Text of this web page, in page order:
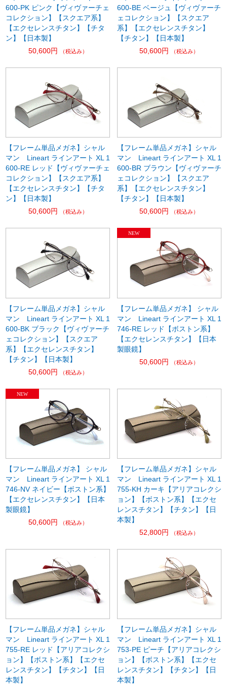
600-PK ピンク【ヴィヴァーチェ
コレクション】【スクエア系】
【エクセレンスチタン】【チタ
ン】【日本製】
50,600円
（税込み）
600-BE ベージュ【ヴィヴァーチ
ェコレクション】【スクエア
系】【エクセレンスチタン】
【チタン】【日本製】
50,600円
（税込み）
【フレーム単品メガネ】シャル
マン Lineart ラインアート XL 1
600-RE レッド【ヴィヴァーチェ
コレクション】【スクエア系】
【エクセレンスチタン】【チタ
ン】【日本製】
50,600円
（税込み）
【フレーム単品メガネ】シャル
マン Lineart ラインアート XL 1
600-BR ブラウン【ヴィヴァーチ
ェコレクション】【スクエア
系】【エクセレンスチタン】
【チタン】【日本製】
50,600円
（税込み）
【フレーム単品メガネ】シャル
マン Lineart ラインアート XL 1
600-BK ブラック【ヴィヴァーチ
ェコレクション】【スクエア
系】【エクセレンスチタン】
【チタン】【日本製】
50,600円
（税込み）
【フレーム単品メガネ】 シャル
マン Lineart ラインアート XL 1
746-RE レッド【ボストン系】
【エクセレンスチタン】【日本
製眼鏡】
50,600円
（税込み）
【フレーム単品メガネ】 シャル
マン Lineart ラインアート XL 1
746-NV ネイビー【ボストン系】
【エクセレンスチタン】【日本
製眼鏡】
50,600円
（税込み）
【フレーム単品メガネ】シャル
マン Lineart ラインアート XL 1
755-KH カーキ【アリアコレクシ
ョン】【ボストン系】【エクセ
レンスチタン】【チタン】【日
本製】
52,800円
（税込み）
【フレーム単品メガネ】シャル
マン Lineart ラインアート XL 1
755-RE レッド【アリアコレクシ
ョン】【ボストン系】【エクセ
レンスチタン】【チタン】【日
本製】
【フレーム単品メガネ】シャル
マン Lineart ラインアート XL 1
753-PE ピーチ【アリアコレクシ
ョン】【ボストン系】【エクセ
レンスチタン】【チタン】【日
本製】